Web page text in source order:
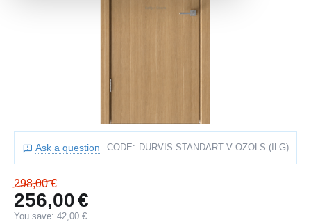
Ask a question CODE: DURVIS STANDART V OZOLS (ILG)
298,00 €
256,00€
You save:42,00 €